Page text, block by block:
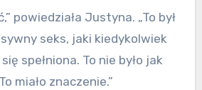
powiedziała Justyna. „To był
seks, jaki kiedykolwiek
spełniona. To nie było jak
miało znaczenie.”